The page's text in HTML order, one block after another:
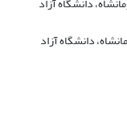
دانشگاه آزاد